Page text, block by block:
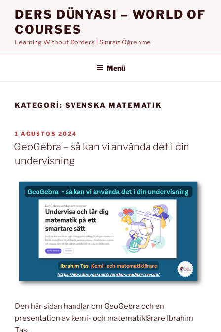
DERS DÜNYASI – WORLD OF
COURSES
Learning Without Borders | Sınırsız Öğrenme
Menü
KATEGORI: SVENSKA MATEMATIK
YAYIM
TARIHI
1 AĞUSTOS 2024
GeoGebra – så kan vi använda det i din
undervisning
Den här sidan handlar om GeoGebra och en
presentation av kemi- och matematiklärare Ibrahim
Tas.